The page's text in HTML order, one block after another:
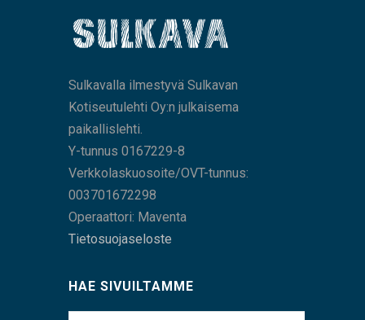
Sulkavalla ilmestyvä Sulkavan
Kotiseutulehti Oy:n julkaisema
paikallislehti.
Y-tunnus 0167229-8
Verkkolaskuosoite/OVT-tunnus:
003701672298
Operaattori: Maventa
Tietosuojaseloste
HAE SIVUILTAMME